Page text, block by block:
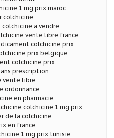
1 mg prix maroc
colchicine
a vendre
vente libre france
colchicine prix
prix belgique
colchicine prix
prescription
vente libre
ordonnance
en pharmacie
colchicine 1 mg prix
de la colchicine
en france
1 mg prix tunisie